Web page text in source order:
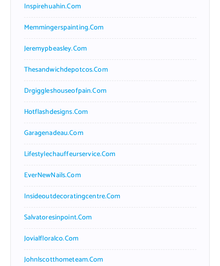
Inspirehuahin.com
Memmingerspainting.com
Jeremypbeasley.com
Thesandwichdepotcos.com
Drgiggleshouseofpain.com
Hotflashdesigns.com
Garagenadeau.com
Lifestylechauffeurservice.com
EverNewNails.com
Insideoutdecoratingcentre.com
Salvatoresinpoint.com
Jovialfloralco.com
Johnlscotthometeam.com